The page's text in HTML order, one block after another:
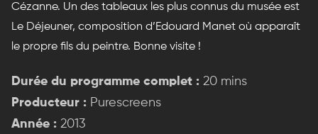
Cézanne. Un des tableaux les plus connus du musée est
Le Déjeuner, composition d’Edouard Manet où apparaît
le propre fils du peintre. Bonne visite !
Durée du programme complet : 20 mins
Producteur : Purescreens
Année : 2013